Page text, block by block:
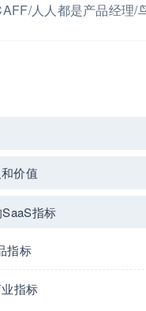
人人都是产品经理/
价值
指标
指标
指标